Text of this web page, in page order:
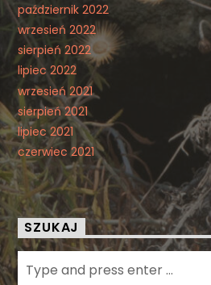
październik 2022
wrzesień 2022
sierpień 2022
lipiec 2022
wrzesień 2021
sierpień 2021
lipiec 2021
czerwiec 2021
SZUKAJ